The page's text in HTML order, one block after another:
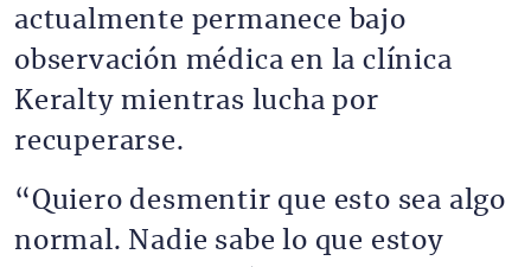
actualmente permanece bajo
observación médica en la clínica
Keralty mientras lucha por
recuperarse.
“Quiero desmentir que esto sea algo
normal. Nadie sabe lo que estoy